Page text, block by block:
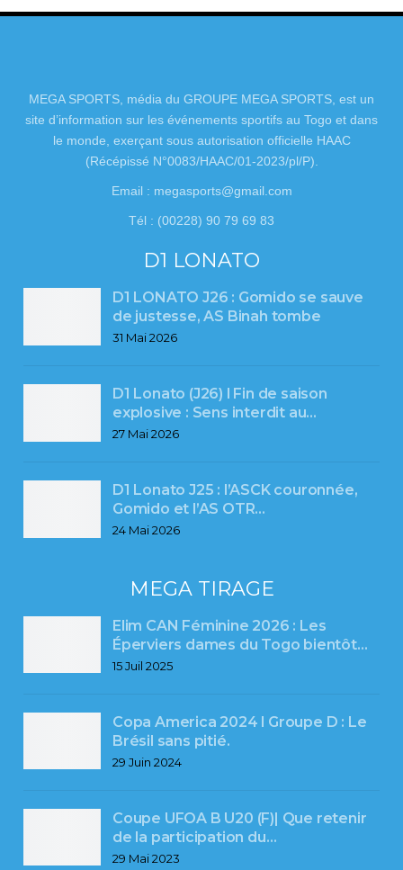
MEGA SPORTS, média du GROUPE MEGA SPORTS, est un
site d’information sur les événements sportifs au Togo et dans
le monde, exerçant sous autorisation officielle HAAC
(Récépissé N°0083/HAAC/01-2023/pl/P).
Email : megasports@gmail.com
Tél : (00228) 90 79 69 83
D1 LONATO
D1 LONATO J26 : Gomido se sauve
de justesse, AS Binah tombe
31 Mai 2026
D1 Lonato (J26) l Fin de saison
explosive : Sens interdit au…
27 Mai 2026
D1 Lonato J25 : l’ASCK couronnée,
Gomido et l’AS OTR…
24 Mai 2026
MEGA TIRAGE
Elim CAN Féminine 2026 : Les
Éperviers dames du Togo bientôt…
15 Juil 2025
Copa America 2024 l Groupe D : Le
Brésil sans pitié.
29 Juin 2024
Coupe UFOA B U20 (F)| Que retenir
de la participation du…
29 Mai 2023